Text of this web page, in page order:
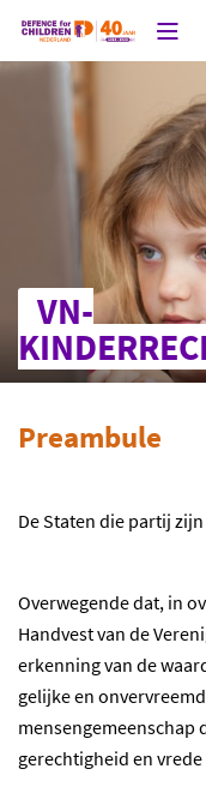
VN-
Preambule
De Staten die partij
Overwegende dat, in
Handvest van de
erkenning van de
gelijke en
mensengemeenschap
gerechtigheid en